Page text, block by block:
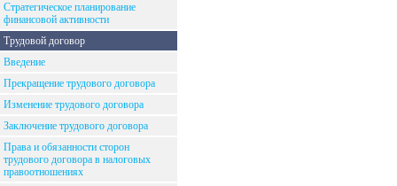
Стратегическое планирование
финансовой активности
Трудовой договор
Введение
Прекращение трудового договора
Изменение трудового договора
Заключение трудового договора
Права и обязанности сторон
трудового договора в налоговых
правоотношениях